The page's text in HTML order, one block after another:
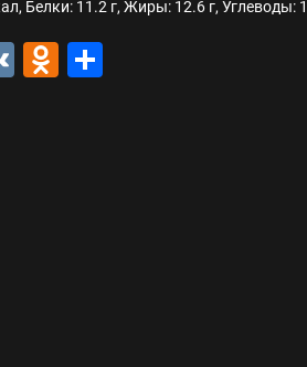
техники, работающем с 2010
и способы хранения криптовалют
Белки: 11.2 г, Жиры: 12.6 г, Углеводы:
VK Odnoklassniki